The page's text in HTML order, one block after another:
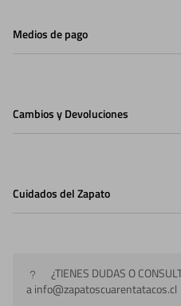
Medios de pago
Cambios y Devoluciones
Cuidados del Zapato
¿TIENES DUDAS O
a info@zapatoscuarentatacos.cl